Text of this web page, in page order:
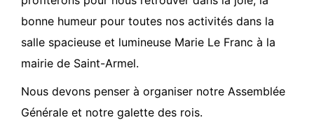
bonne humeur pour toutes nos activités dans la
salle spacieuse et lumineuse Marie Le Franc à la
mairie de Saint-Armel.
Nous devons penser à organiser notre Assemblée
Générale et notre galette des rois.